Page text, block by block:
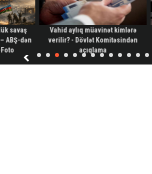
savaş
ABŞ-dən
Vahid aylıq müavinət kimlərə
verilir? - Dövlət Komitəsindən
açıqlama